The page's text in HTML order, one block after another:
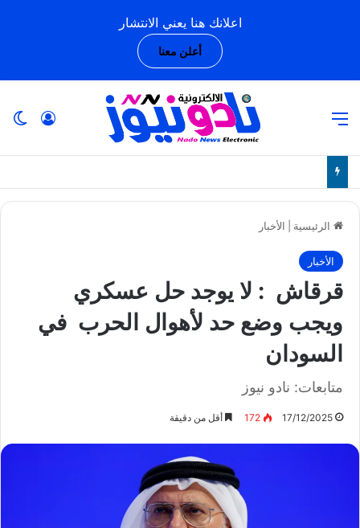
اعلانك هنا يعني الانتشار
أعلن معنا
الرئيسية الأخبار
الأخبار
قرقاش : لا يوجد حل عسكري
ويجب وضع حد لأهوال الحرب في
السودان
متابعات: نادو نيوز
17/12/2025
172 أقل من دقيقة